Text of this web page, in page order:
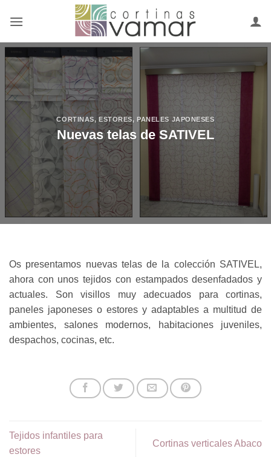
CORTINAS,ESTORES,PANELES JAPONESES
Nuevas telas de SATIVEL
Os presentamos nuevas telas de la colección SATIVEL,
ahora con unos tejidos con estampados desenfadados y
actuales. Son visillos muy adecuados para cortinas,
paneles japoneses o estores y adaptables a multitud de
ambientes, salones modernos, habitaciones juveniles,
despachos, cocinas, etc.
Tejidos infantiles para
estores
Cortinas verticales Abaco